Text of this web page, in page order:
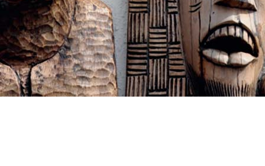
DISPON
IBLE